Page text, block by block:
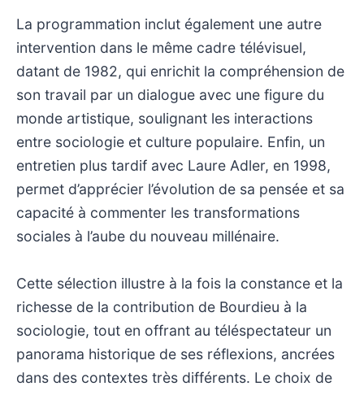
La programmation inclut également une autre
intervention dans le même cadre télévisuel,
datant de 1982, qui enrichit la compréhension de
son travail par un dialogue avec une figure du
monde artistique, soulignant les interactions
entre sociologie et culture populaire. Enfin, un
entretien plus tardif avec Laure Adler, en 1998,
permet d’apprécier l’évolution de sa pensée et sa
capacité à commenter les transformations
sociales à l’aube du nouveau millénaire.
Cette sélection illustre à la fois la constance et la
richesse de la contribution de Bourdieu à la
sociologie, tout en offrant au téléspectateur un
panorama historique de ses réflexions, ancrées
dans des contextes très différents. Le choix de